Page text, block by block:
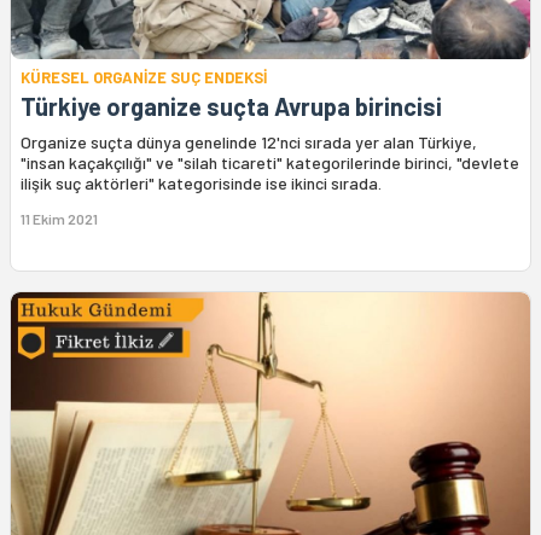
KÜRESEL ORGANİZE SUÇ ENDEKSİ
Türkiye organize suçta Avrupa birincisi
Organize suçta dünya genelinde 12'nci sırada yer alan Türkiye,
"insan kaçakçılığı" ve "silah ticareti" kategorilerinde birinci, "devlete
ilişik suç aktörleri" kategorisinde ise ikinci sırada.
11 Ekim 2021